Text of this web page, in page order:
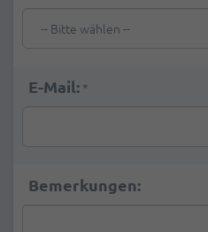
E-Mail: *
Bemerkungen: